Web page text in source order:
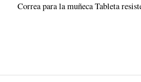
Correa para la muñeca Tableta